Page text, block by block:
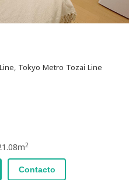
Tokyo Metro Tozai Line
2
Contacto